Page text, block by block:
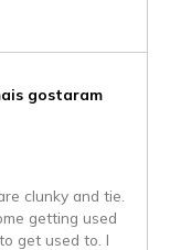
gostaram
clunky and tie.
getting used
get used to. I